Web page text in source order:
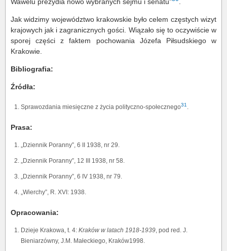
Jak widzimy województwo krakowskie było celem częstych wizyt
krajowych jak i zagranicznych gości. Wiązało się to oczywiście w
sporej części z faktem pochowania Józefa Piłsudskiego w
Krakowie.
Bibliografia:
Źródła:
Sprawozdania miesięczne z życia polityczno-społecznego31 .
Prasa:
„Dziennik Poranny”, 6 II 1938, nr 29.
„Dziennik Poranny”, 12 III 1938, nr 58.
„Dziennik Poranny”, 6 IV 1938, nr 79.
„Wierchy”, R. XVI: 1938.
Opracowania:
Dzieje Krakowa, t. 4: Kraków w latach 1918-1939, pod red. J.
Bieniarzówny, J.M. Małeckiego, Kraków1998.